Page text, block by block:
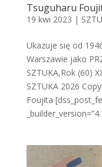
Tsuguharu
19 kwi 2023 |
Ukazuje się od
Warszawie jako
SZTUKA,Rok (60)
SZTUKA 2026
Foujita